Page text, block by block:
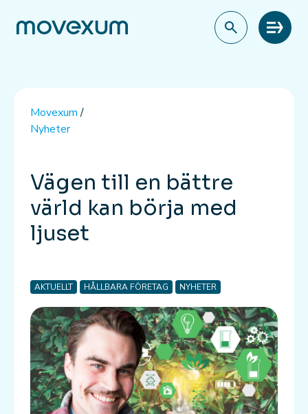
Meny
Movexum/
Nyheter
Vägen till en bättre
värld kan börja med
ljuset
AKTUELLT HÅLLBARA FÖRETAG NYHETER